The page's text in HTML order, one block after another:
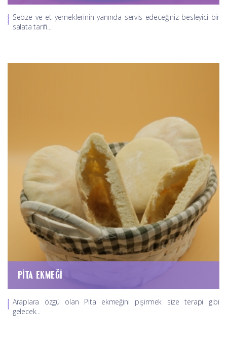
Sebze ve et yemeklerinin yanında servis edeceğiniz besleyici bir
salata tarifi...
PITA EKMEĞI
Araplara özgü olan Pita ekmeğini pişirmek size terapi gibi
gelecek...